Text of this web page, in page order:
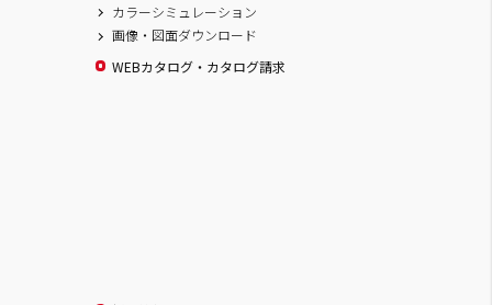
カラーシミュレーション
画像・図面ダウンロード
WEBカタログ・カタログ請求